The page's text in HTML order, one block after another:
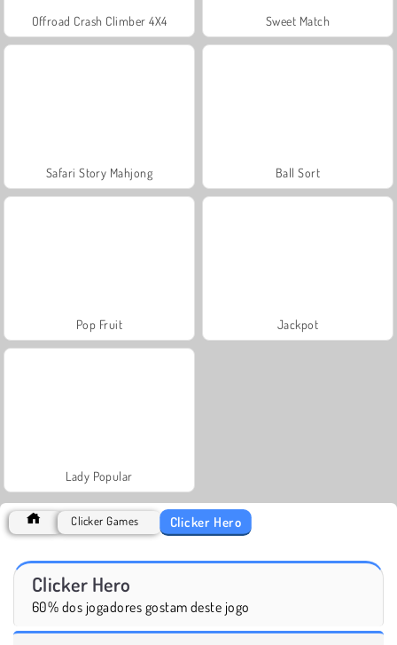
Offroad Crash Climber 4X4 Sweet Match
Safari Story Mahjong Ball Sort
Pop Fruit Jackpot
Lady Popular
Clicker Games Clicker Hero
Clicker Hero
60% dos jogadores gostam deste jogo